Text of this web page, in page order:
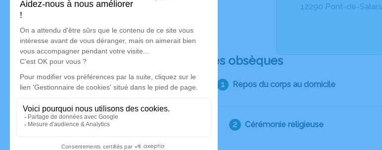
12290 Pont-de-Salars
Déroulé des obsèques
Repos du corps au domicile
Cérémonie religieuse